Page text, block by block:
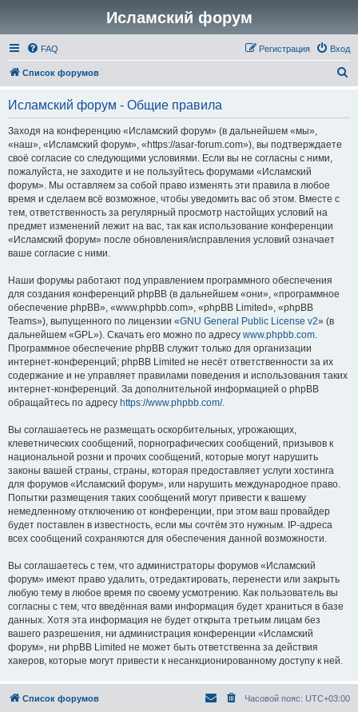
Исламский форум
FAQ Вход
Регистрация
Список форумов
Исламский форум - Общие правила
Заходя на конференцию «Исламский форум» (в дальнейшем «мы»,
«наш», «Исламский форум», «https://asar-forum.com»), вы подтверждаете
своё согласие со следующими условиями. Если вы не согласны с ними,
пожалуйста, не заходите и не пользуйтесь форумами «Исламский
форум». Мы оставляем за собой право изменять эти правила в любое
время и сделаем всё возможное, чтобы уведомить вас об этом. Вместе с
тем, ответственность за регулярный просмотр настойщих условий на
предмет изменений лежит на вас, так как использование конференции
«Исламский форум» после обновления/исправления условий означает
ваше согласие с ними.
Наши форумы работают под управлением программного обеспечения
для создания конференций phpBB (в дальнейшем «они», «программное
обеспечение phpBB», «www.phpbb.com», «phpBB Limited», «phpBB
Teams»), выпущенного по лицензии «GNU General Public License v2» (в
дальнейшем «GPL»). Скачать его можно по адресу www.phpbb.com.
Программное обеспечение phpBB служит только для организации
интернет-конференций; phpBB Limited не несёт ответственности за их
содержание и не управляет правилами поведения и использования таких
интернет-конференций. За дополнительной информацией о phpBB
обращайтесь по адресу https://www.phpbb.com/.
Вы соглашаетесь не размещать оскорбительных, угрожающих,
клеветнических сообщений, порнографических сообщений, призывов к
национальной розни и прочих сообщений, которые могут нарушить
законы вашей страны, страны, которая предоставляет услуги хостинга
для форумов «Исламский форум», или нарушить международное право.
Попытки размещения таких сообщений могут привести к вашему
немедленному отключению от конференции, при этом ваш провайдер
будет поставлен в известность, если мы сочтём это нужным. IP-адреса
всех сообщений сохраняются для обеспечения данной возможности.
Вы соглашаетесь с тем, что администраторы форумов «Исламский
форум» имеют право удалить, отредактировать, перенести или закрыть
любую тему в любое время по своему усмотрению. Как пользователь вы
согласны с тем, что введённая вами информация будет храниться в базе
данных. Хотя эта информация не будет открыта третьим лицам без
вашего разрешения, ни администрация конференции «Исламский
форум», ни phpBB Limited не может быть ответственна за действия
хакеров, которые могут привести к несанкционированному доступу к ней.
Список форумов Часовой пояс: UTC+03:00